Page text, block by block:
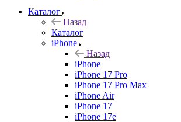
Каталог
Назад
Каталог
iPhone
Назад
iPhone
iPhone 17 Pro
iPhone 17 Pro Max
iPhone Air
iPhone 17
iPhone 17e